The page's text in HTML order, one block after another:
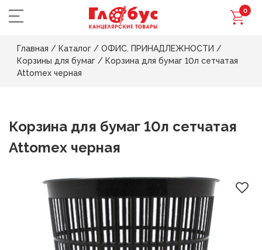
0
Главная / Каталог / ОФИС. ПРИНАДЛЕЖНОСТИ /
Корзины для бумаг / Корзина для бумаг 10л сетчатая
Attomex черная
Корзина для бумаг 10л сетчатая
Attomex черная